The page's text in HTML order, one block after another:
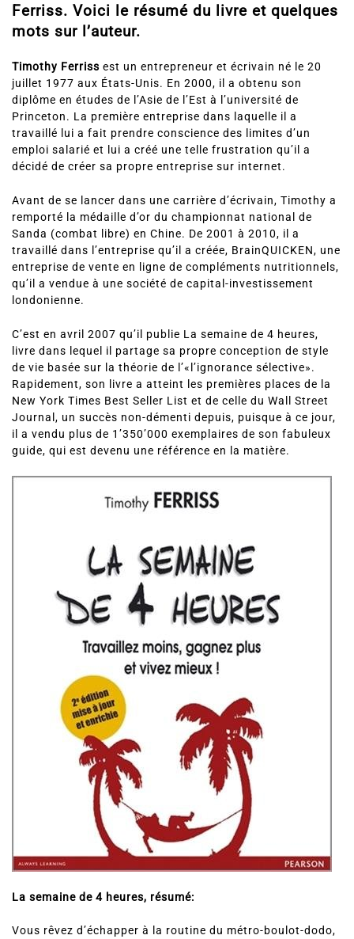
Ferriss. Voici le résumé du livre et quelques
mots sur l’auteur.
Timothy Ferriss est un entrepreneur et écrivain né le 20
juillet 1977 aux États-Unis. En 2000, il a obtenu son
diplôme en études de l’Asie de l’Est à l’université de
Princeton. La première entreprise dans laquelle il a
travaillé lui a fait prendre conscience des limites d’un
emploi salarié et lui a créé une telle frustration qu’il a
décidé de créer sa propre entreprise sur internet.
Avant de se lancer dans une carrière d’écrivain, Timothy a
remporté la médaille d’or du championnat national de
Sanda (combat libre) en Chine. De 2001 à 2010, il a
travaillé dans l’entreprise qu’il a créée, BrainQUICKEN, une
entreprise de vente en ligne de compléments nutritionnels,
qu’il a vendue à une société de capital-investissement
londonienne.
C’est en avril 2007 qu’il publie La semaine de 4 heures,
livre dans lequel il partage sa propre conception de style
de vie basée sur la théorie de l’«l’ignorance sélective».
Rapidement, son livre a atteint les premières places de la
New York Times Best Seller List et de celle du Wall Street
Journal, un succès non-démenti depuis, puisque à ce jour,
il a vendu plus de 1’350’000 exemplaires de son fabuleux
guide, qui est devenu une référence en la matière.
La semaine de 4 heures, résumé:
Vous rêvez d’échapper à la routine du métro-boulot-dodo,